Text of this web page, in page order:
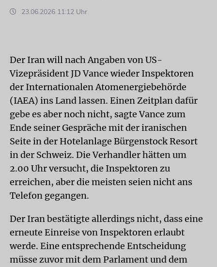
23.06.2026 11:12 Uhr
Der Iran will nach Angaben von US-
Vizepräsident JD Vance wieder Inspektoren
der Internationalen Atomenergiebehörde
(IAEA) ins Land lassen. Einen Zeitplan dafür
gebe es aber noch nicht, sagte Vance zum
Ende seiner Gespräche mit der iranischen
Seite in der Hotelanlage Bürgenstock Resort
in der Schweiz. Die Verhandler hätten um
2.00 Uhr versucht, die Inspektoren zu
erreichen, aber die meisten seien nicht ans
Telefon gegangen.
Der Iran bestätigte allerdings nicht, dass eine
erneute Einreise von Inspektoren erlaubt
werde. Eine entsprechende Entscheidung
müsse zuvor mit dem Parlament und dem